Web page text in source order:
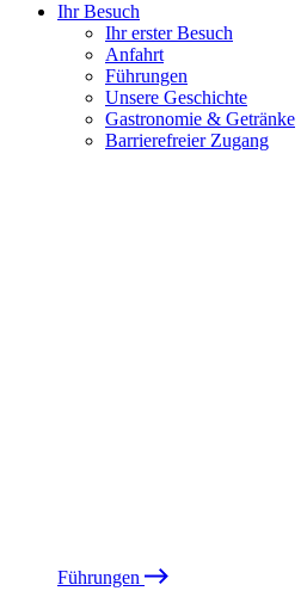
Ihr Besuch
Ihr erster Besuch
Anfahrt
Führungen
Unsere Geschichte
Gastronomie & Getränke
Barrierefreier Zugang
Führungen